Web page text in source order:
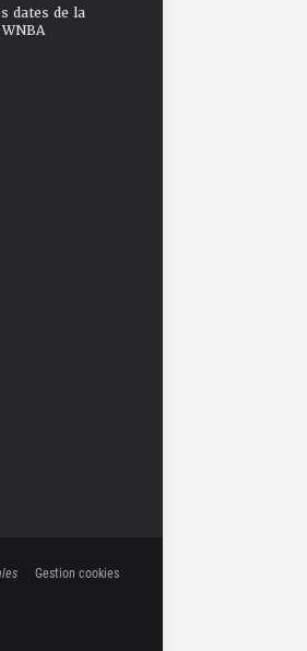
dates de la
Gestion cookies